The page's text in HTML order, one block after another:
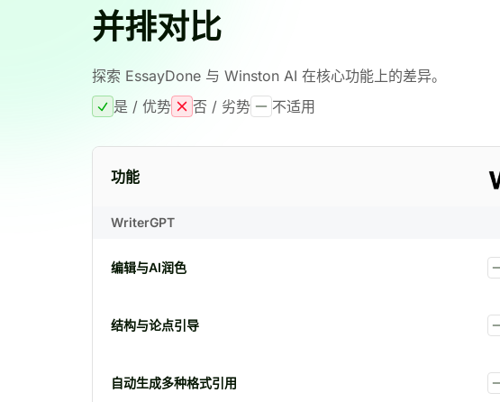
并排对比
探索 EssayDone 与 Winston AI 在核心功能上的差异。
是 / 优势
否 / 劣势 不适用
功能
WriterGPT
编辑与AI润色
结构与论点引导
自动生成多种格式引用